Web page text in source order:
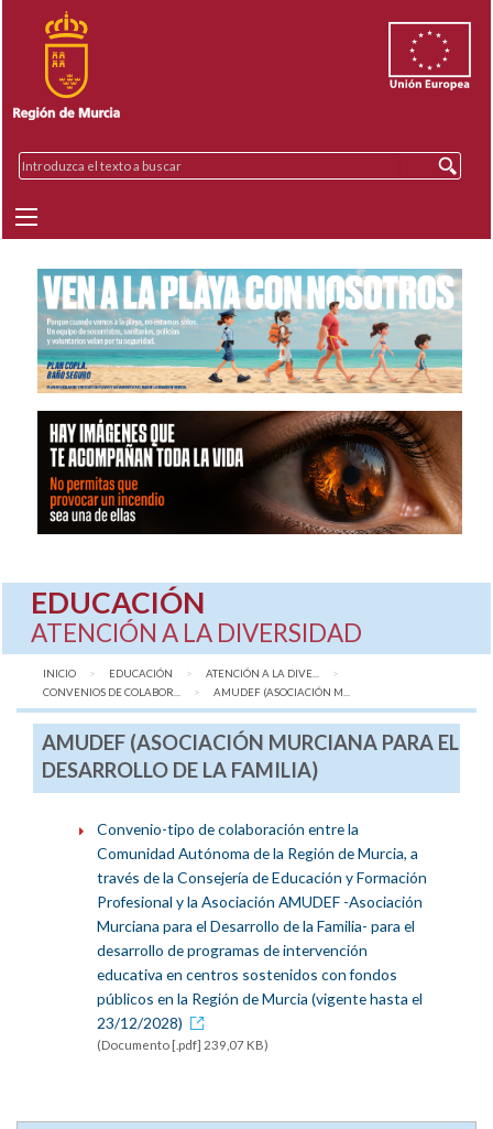
EDUCACIÓN
ATENCIÓN A LA DIVERSIDAD
INICIO EDUCACIÓN
ATENCIÓN A LA DIVE...
CONVENIOS DE COLABOR...
AQUÍ:
AMUDEF (ASOCIACIÓN M...
AMUDEF (ASOCIACIÓN MURCIANA PARA EL
DESARROLLO DE LA FAMILIA)
Convenio-tipo de colaboración entre la
Comunidad Autónoma de la Región de Murcia, a
través de la Consejería de Educación y Formación
Profesional y la Asociación AMUDEF -Asociación
Murciana para el Desarrollo de la Familia- para el
desarrollo de programas de intervención
educativa en centros sostenidos con fondos
públicos en la Región de Murcia (vigente hasta el
23/12/2028)
(Documento [.pdf] 239,07 KB)